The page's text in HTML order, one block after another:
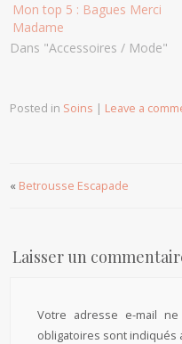
Mon top 5 : Bagues Merci
Madame
Dans "Accessoires / Mode"
Posted in Soins | Leave a
« Betrousse Escapade
Laisser un
Votre adresse e-mail
obligatoires sont indiqués